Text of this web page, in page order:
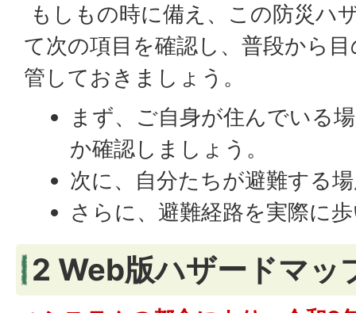
もしもの時に備え、この防災ハ
て次の項目を確認し、普段から
管しておきましょう。
まず、ご自身が住んでいる
か確認しましょう。
次に、自分たちが避難する
さらに、避難経路を実際に
2 Web版ハザードマッ